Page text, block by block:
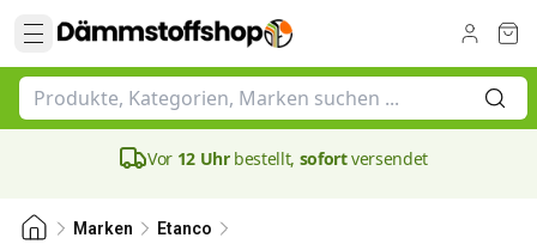
Vor 12 Uhrbestellt, sofortversendet
Marken
Etanco